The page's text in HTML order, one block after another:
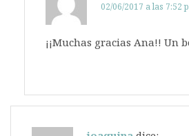
02/06/2017 a las 7:52
¡¡Muchas gracias Ana!! Un